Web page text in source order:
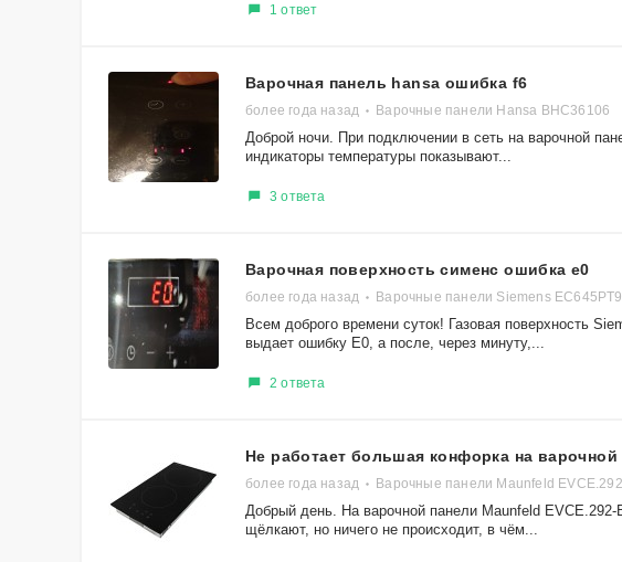
1 ответ
Варочная панель hansa ошибка f6
более года назад Варочные панели Hansa BHC36106
Доброй ночи. При подключении в сеть на варочной
индикаторы температуры показывают...
3 ответа
Варочная поверхность сименс ошибка е0
более года назад Варочные панели Siemens
Всем доброго времени суток! Газовая поверхность
выдает ошибку E0, а после, через минуту,...
2 ответа
Не работает большая конфорка на варочной
более года назад Варочные панели Maunfeld
Добрый день. На варочной панели Maunfeld
щёлкают, но ничего не происходит, в чём...